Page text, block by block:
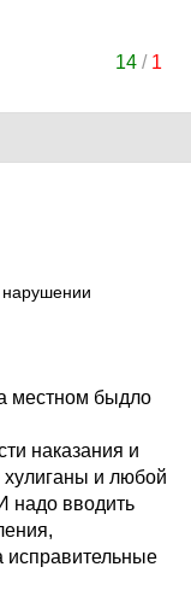
14 / 1
нарушении
местном быдло
наказания и
и любой
надо вводить
исправительные